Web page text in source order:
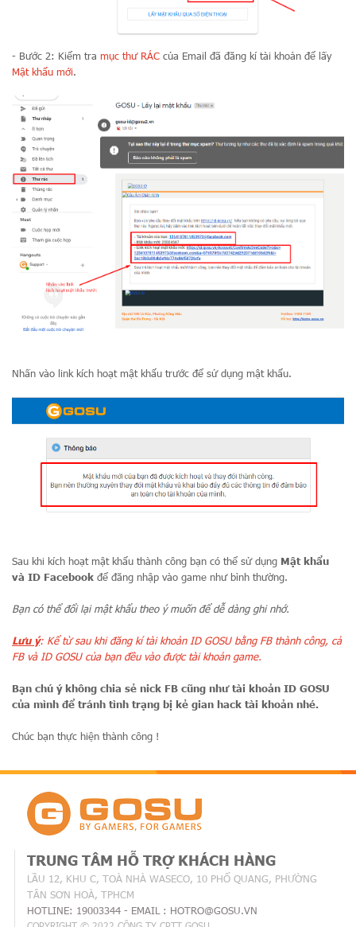
- Bước 2: Kiểm tra mục thư RÁC của Email đã đăng kí tài khoản để lấy
Mật khẩu mới.
Nhấn vào link kích hoạt mật khẩu trước để sử dụng mật khẩu.
Sau khi kích hoạt mật khẩu thành công bạn có thể sử dụng Mật khẩu
và ID Facebook để đăng nhập vào game như bình thường.
Bạn có thể đổi lại mật khẩu theo ý muốn để dễ dàng ghi nhớ.
Lưu ý: Kể từ sau khi đăng kí tài khoản ID GOSU bằng FB thành công, cả
FB và ID GOSU của bạn đều vào được tài khoản game.
Bạn chú ý không chia sẻ nick FB cũng như tài khoản ID GOSU
của mình để tránh tình trạng bị kẻ gian hack tài khoản nhé.
Chúc bạn thực hiện thành công !
TRUNG TÂM HỖ TRỢ KHÁCH HÀNG
LẦU 12, KHU C, TOÀ NHÀ WASECO, 10 PHỔ QUANG, PHƯỜNG
TÂN SƠN HOÀ, TPHCM
HOTLINE: 19003344 - EMAIL : HOTRO@GOSU.VN